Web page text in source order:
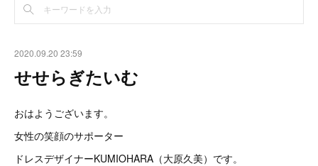
2020.09.20 23:59
せせらぎたいむ
おはようございます。
女性の笑顔のサポーター
ドレスデザイナーKUMIOHARA（大原久美）です。